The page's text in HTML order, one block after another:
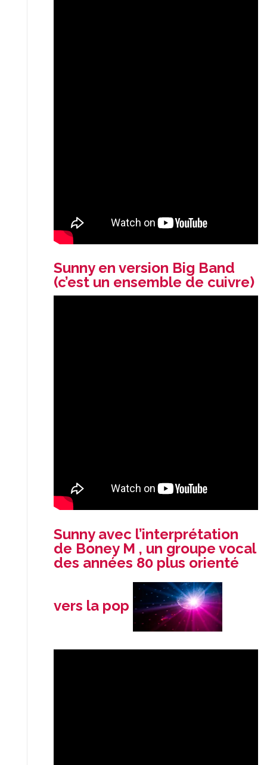
Sunny en version Big Band
(c’est un ensemble de cuivre)
Sunny avec l’interprétation
de Boney M , un groupe vocal
des années 80 plus orienté
vers la pop